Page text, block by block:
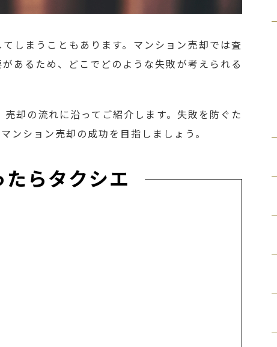
しまうこともあります。マンション売却では査
あるため、どこでどのような失敗が考えられる
却の流れに沿ってご紹介します。失敗を防ぐた
ンション売却の成功を目指しましょう。
らタクシエ